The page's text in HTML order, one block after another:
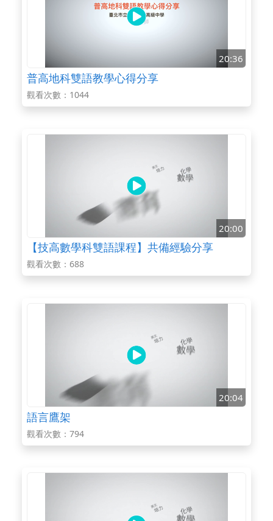
20:36
普高地科雙語教學心得分享
觀看次數：1044
20:00
【技高數學科雙語課程】共備經驗分享
觀看次數：688
20:04
語言鷹架
觀看次數：794